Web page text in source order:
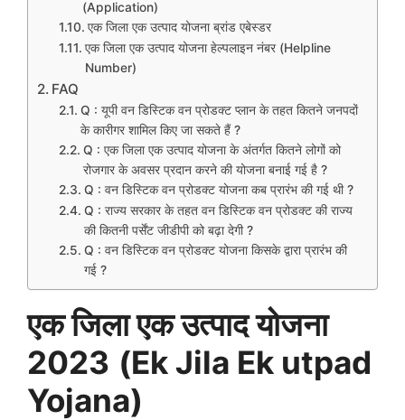
(Application)
एक जिला एक उत्पाद योजना ब्रांड एबेस्डर
एक जिला एक उत्पाद योजना हेल्पलाइन नंबर (Helpline
Number)
FAQ
Q : यूपी वन डिस्टिक वन प्रोडक्ट प्लान के तहत कितने जनपदों
के कारीगर शामिल किए जा सकते हैं ?
Q : एक जिला एक उत्पाद योजना के अंतर्गत कितने लोगों को
रोजगार के अवसर प्रदान करने की योजना बनाई गई है ?
Q : वन डिस्टिक वन प्रोडक्ट योजना कब प्रारंभ की गई थी ?
Q : राज्य सरकार के तहत वन डिस्टिक वन प्रोडक्ट की राज्य
की कितनी पर्सेंट जीडीपी को बढ़ा देगी ?
Q : वन डिस्टिक वन प्रोडक्ट योजना किसके द्वारा प्रारंभ की
गई ?
एक जिला एक उत्पाद योजना
2023 (Ek Jila Ek utpad
Yojana)